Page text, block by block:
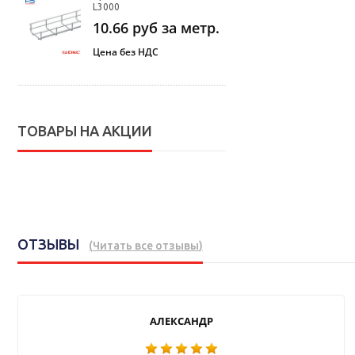
L3000
10.66 руб за метр.
Цена без НДС
ТОВАРЫ НА АКЦИИ
ОТЗЫВЫ (Читать все отзывы)
АЛЕКСАНДР